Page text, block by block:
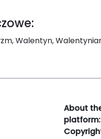
Walentyn,
About
platform: